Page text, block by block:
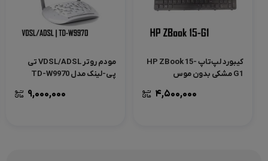
کیبورد لپ‌تاپ HP ZBook 15-
G1 مشکی بدون موس
4,500,000
مودم روتر VDSL/ADSL تی
پی-لینک مدل TD-W9970
9,000,000